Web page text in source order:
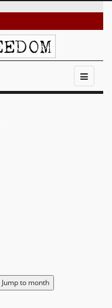
Jump to month